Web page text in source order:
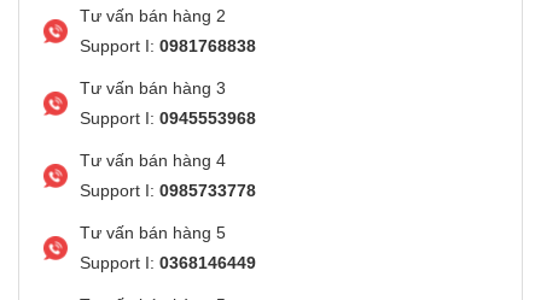
Tư vấn bán hàng 2
Support I: 0981768838
Tư vấn bán hàng 3
Support I: 0945553968
Tư vấn bán hàng 4
Support I: 0985733778
Tư vấn bán hàng 5
Support I: 0368146449